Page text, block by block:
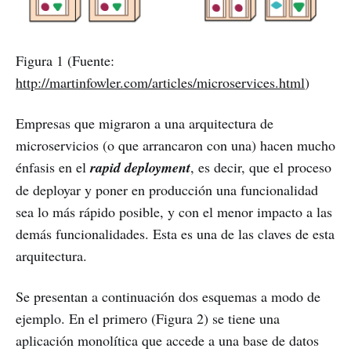
Figura 1 (Fuente:
http://martinfowler.com/articles/microservices.html)
Empresas que migraron a una arquitectura de
microservicios (o que arrancaron con una) hacen mucho
énfasis en elrapid deployment, es decir, que el proceso
de deployar y poner en producción una funcionalidad
sea lo más rápido posible, y con el menor impacto a las
demás funcionalidades. Esta es una de las claves de esta
arquitectura.
Se presentan a continuación dos esquemas a modo de
ejemplo. En el primero (Figura 2) se tiene una
aplicación monolítica que accede a una base de datos